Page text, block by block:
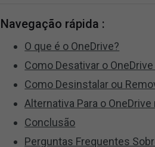
Navegação rápida :
O que é o OneDrive?
Como Desativar o
Como Desinstalar ou
Alternativa Para o
Conclusão
Perguntas Frequentes